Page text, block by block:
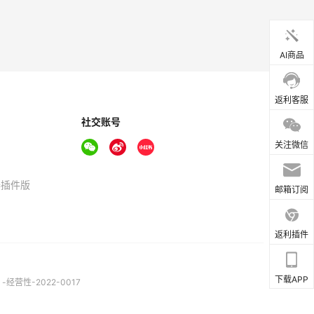
AI商品
返利客服
关注微信
邮箱订阅
返利插件
下载APP
件版
社交账号
-经营性-2022-0017